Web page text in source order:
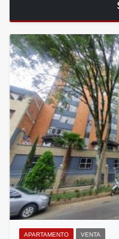
APARTAMENTO VENTA